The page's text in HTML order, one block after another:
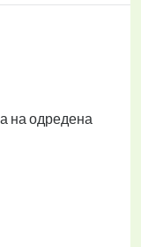
на одредена